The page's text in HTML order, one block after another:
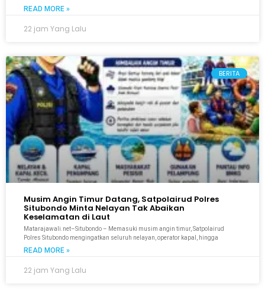
READ MORE »
22 jam Yang Lalu
BERITA
Musim Angin Timur Datang, Satpolairud Polres
Situbondo Minta Nelayan Tak Abaikan
Keselamatan di Laut
Matarajawali.net–Situbondo – Memasuki musim angin timur, Satpolairud
Polres Situbondo mengingatkan seluruh nelayan, operator kapal, hingga
READ MORE »
22 jam Yang Lalu